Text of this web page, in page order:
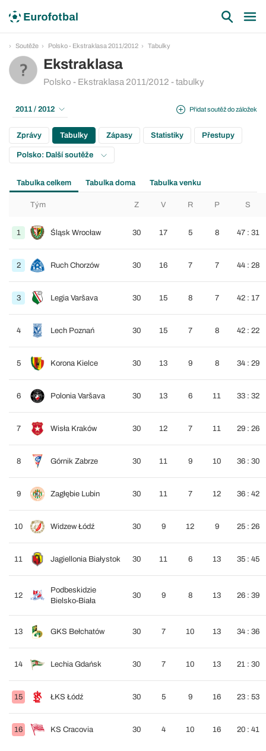
Soutěže Polsko - Ekstraklasa 2011/2012 Tabulky
Ekstraklasa
Polsko - Ekstraklasa 2011/2012 - tabulky
Přidat soutěž do záložek
2011 / 2012
Zprávy Tabulky Zápasy Statistiky Přestupy
Polsko: Další soutěže
Tabulka celkem Tabulka doma Tabulka venku
Tým Z V R P S
1 Śląsk Wrocław 30 17 5 8 47 : 31
2 Ruch Chorzów 30 16 7 7 44 : 28
3 Legia Varšava 30 15 8 7 42 : 17
4 Lech Poznań 30 15 7 8 42 : 22
5 Korona Kielce 30 13 9 8 34 : 29
6 Polonia Varšava 30 13 6 11 33 : 32
7 Wisła Kraków 30 12 7 11 29 : 26
8 Górnik Zabrze 30 11 9 10 36 : 30
9 Zagłębie Lubin 30 11 7 12 36 : 42
10 Widzew Łódź 30 9 12 9 25 : 26
11 Jagiellonia Białystok 30 11 6 13 35 : 45
12
Podbeskidzie
Bielsko-Biała
30 9 8 13 26 : 39
13 GKS Bełchatów 30 7 10 13 34 : 36
14 Lechia Gdańsk 30 7 10 13 21 : 30
15 ŁKS Łódź 30 5 9 16 23 : 53
16 KS Cracovia 30 4 10 16 20 : 41